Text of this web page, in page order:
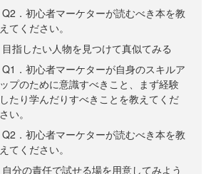
Q2．初心者マーケターが読むべき本を教
えてください。
目指したい人物を見つけて真似てみる
Q1．初心者マーケターが自身のスキルア
ップのために意識すべきこと、まず経験
したり学んだりすべきことを教えてくだ
さい。
Q2．初心者マーケターが読むべき本を教
えてください。
自分の責任で試せる場を用意してみよう